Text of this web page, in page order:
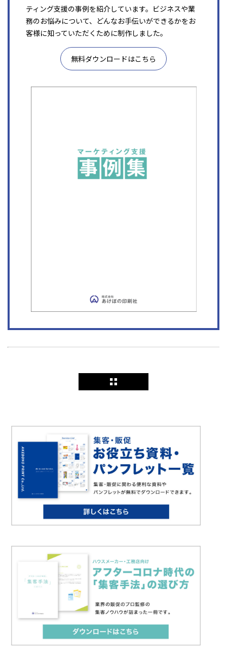
ティング支援の事例を紹介しています。ビジネスや業
務のお悩みについて、どんなお手伝いができるかをお
客様に知っていただくために制作しました。
無料ダウンロードはこちら